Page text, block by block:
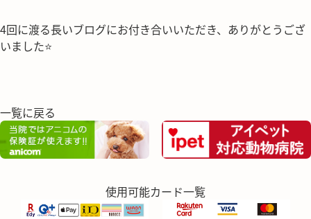
4回に渡る長いブログにお付き合いいただき、ありがとうござ
いました⭐
一覧に戻る
使用可能カード一覧